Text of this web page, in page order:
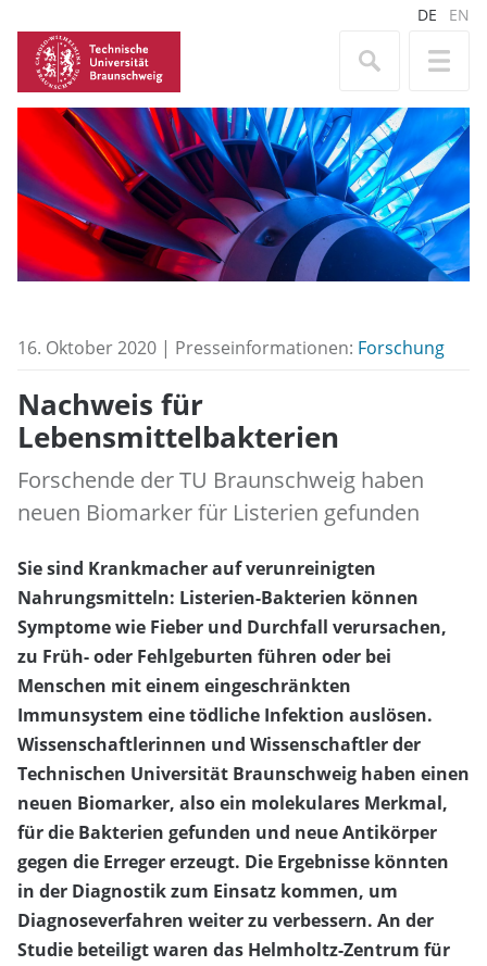
DE EN
16. Oktober 2020 | Presseinformationen: Forschung
Nachweis für
Lebensmittelbakterien
Forschende der TU Braunschweig haben
neuen Biomarker für Listerien gefunden
Sie sind Krankmacher auf verunreinigten
Nahrungsmitteln: Listerien-Bakterien können
Symptome wie Fieber und Durchfall verursachen,
zu Früh- oder Fehlgeburten führen oder bei
Menschen mit einem eingeschränkten
Immunsystem eine tödliche Infektion auslösen.
Wissenschaftlerinnen und Wissenschaftler der
Technischen Universität Braunschweig haben einen
neuen Biomarker, also ein molekulares Merkmal,
für die Bakterien gefunden und neue Antikörper
gegen die Erreger erzeugt. Die Ergebnisse könnten
in der Diagnostik zum Einsatz kommen, um
Diagnoseverfahren weiter zu verbessern. An der
Studie beteiligt waren das Helmholtz-Zentrum für